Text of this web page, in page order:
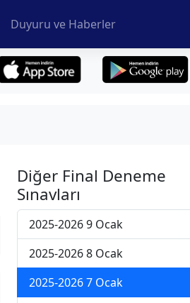
Duyuru ve Haberler
Diğer Final Deneme
Sınavları
2025-2026 9 Ocak
2025-2026 8 Ocak
2025-2026 7 Ocak